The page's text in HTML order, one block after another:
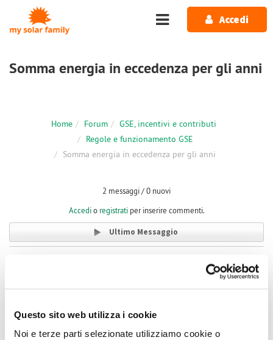
Questo sito web utilizza i cookie
Noi e terze parti selezionate utilizziamo cookie o
Salta al contenuto principale
Accedi
Somma energia in eccedenza per gli anni
Home Forum
GSE, incentivi e contributi
Regole e funzionamento GSE
Somma energia in eccedenza per gli anni
2 messaggi / 0 nuovi
Accedio registratiper inserire commenti.
Ultimo Messaggio
#1
piloly
Somma energia in eccedenza per gli anni
mi potete dire dove nel portale GSE o qui su My Solar Family
trovo la somma totale della energia in eccedenza? O vedo da